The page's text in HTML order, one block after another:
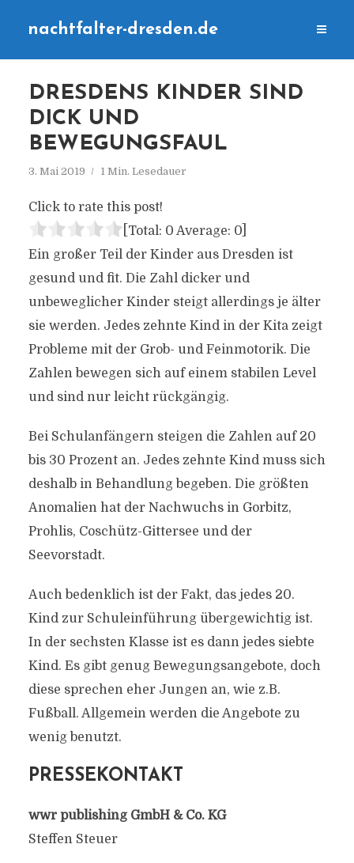
nachtfalter-dresden.de
DRESDENS KINDER SIND
DICK UND
BEWEGUNGSFAUL
3. Mai 2019 1 Min. Lesedauer
Click to rate this post!
[Total: 0 Average: 0]
Ein großer Teil der Kinder aus Dresden ist
gesund und fit. Die Zahl dicker und
unbeweglicher Kinder steigt allerdings je älter
sie werden. Jedes zehnte Kind in der Kita zeigt
Probleme mit der Grob- und Feinmotorik. Die
Zahlen bewegen sich auf einem stabilen Level
und sind nur leicht rückgängig.
Bei Schulanfängern steigen die Zahlen auf 20
bis 30 Prozent an. Jedes zehnte Kind muss sich
deshalb in Behandlung begeben. Die größten
Anomalien hat der Nachwuchs in Gorbitz,
Prohlis, Coschütz-Gittersee und der
Seevorstadt.
Auch bedenklich ist der Fakt, das jedes 20.
Kind zur Schuleinführung übergewichtig ist.
In der sechsten Klasse ist es dann jedes siebte
Kind. Es gibt genug Bewegungsangebote, doch
diese sprechen eher Jungen an, wie z.B.
Fußball. Allgemein werden die Angebote zu
wenig benutzt.
PRESSEKONTAKT
wwr publishing GmbH & Co. KG
Steffen Steuer